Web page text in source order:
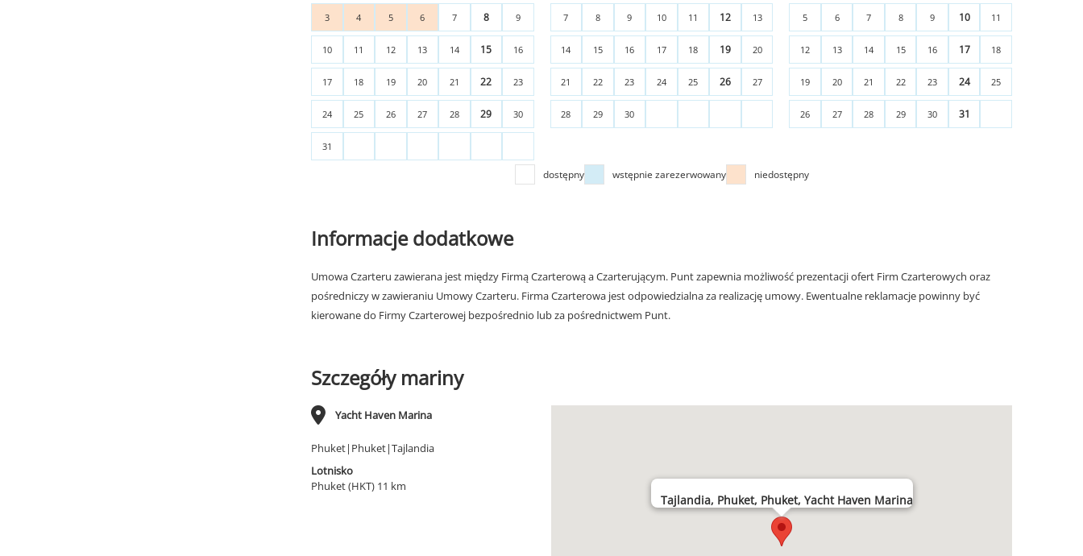
3 4 5 6 7 8 9
10 11 12 13 14 15 16
17 18 19 20 21 22 23
24 25 26 27 28 29 30
31
7 8 9 10 11 12 13
14 15 16 17 18 19 20
21 22 23 24 25 26 27
28 29 30
5 6 7 8 9 10 11
12 13 14 15 16 17 18
19 20 21 22 23 24 25
26 27 28 29 30 31
dostępny wstępnie zarezerwowany niedostępny
Informacje dodatkowe
Umowa Czarteru zawierana jest między Firmą Czarterową a Czarterującym. Punt zapewnia możliwość prezentacji ofert Firm Czarterowych oraz
pośredniczy w zawieraniu Umowy Czarteru. Firma Czarterowa jest odpowiedzialna za realizację umowy. Ewentualne reklamacje powinny być
kierowane do Firmy Czarterowej bezpośrednio lub za pośrednictwem Punt.
Szczegóły mariny
Yacht Haven Marina
Phuket|Phuket|Tajlandia
Lotnisko
Phuket (HKT) 11 km
Tajlandia, Phuket, Phuket, Yacht Haven Marina